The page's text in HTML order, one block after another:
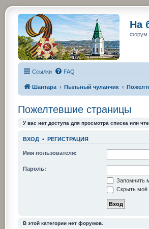
На
форум
Ссылки FAQ
Шантара Пыльный чуланчик
Пожелтевшие страницы
У вас нет доступа для просмотра списка или
ВХОД • РЕГИСТРАЦИЯ
Имя пользователя:
Пароль:
Запомнить
Скрыть моё
В этой категории нет форумов.